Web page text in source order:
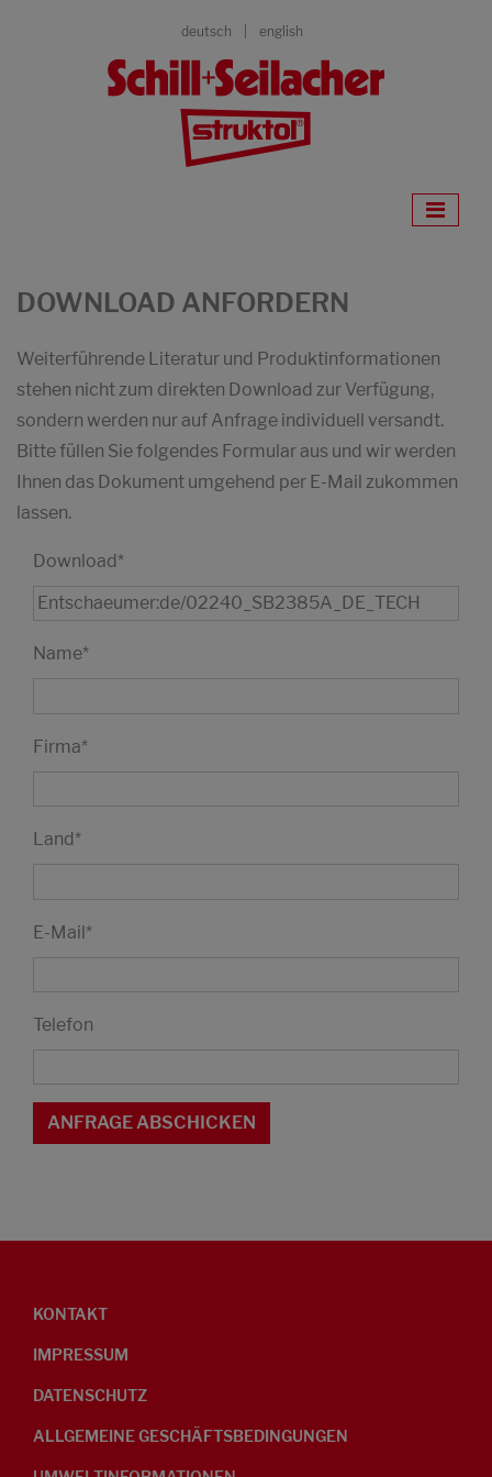
deutsch english
DOWNLOAD ANFORDERN
Weiterführende Literatur und Produktinformationen
stehen nicht zum direkten Download zur Verfügung,
sondern werden nur auf Anfrage individuell versandt.
Bitte füllen Sie folgendes Formular aus und wir werden
Ihnen das Dokument umgehend per E-Mail zukommen
lassen.
Download*
Name*
Firma*
Land*
E-Mail*
Telefon
KONTAKT
IMPRESSUM
DATENSCHUTZ
ALLGEMEINE GESCHÄFTSBEDINGUNGEN